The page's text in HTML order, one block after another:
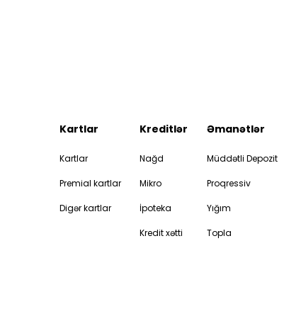
Kartlar
Kartlar
Premial kartlar
Digər kartlar
Kreditlər
Nağd
Mikro
İpoteka
Kredit xətti
Əmanətlər
Müddətli Depozit
Proqressiv
Yığım
Topla